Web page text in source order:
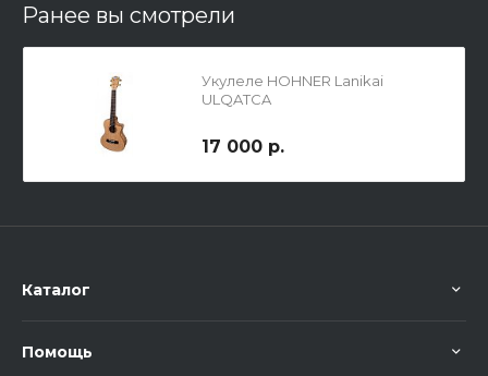
Ранее вы смотрели
Укулеле HOHNER Lanikai
ULQATCA
17 000 р.
Каталог
Помощь